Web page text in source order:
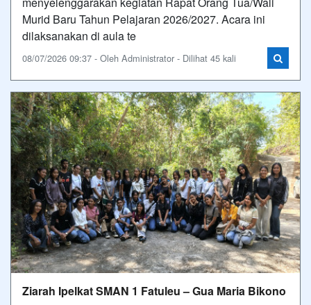
Murid Baru Tahun Pelajaran 2026/2027. Acara ini
dilaksanakan di aula te
08/07/2026 09:37 - Oleh Administrator - Dilihat 45 kali
Ziarah Ipelkat SMAN 1 Fatuleu – Gua Maria Bikono